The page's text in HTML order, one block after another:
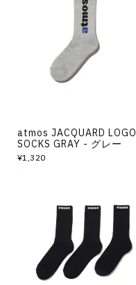
atmos JACQUARD LOGO
SOCKS GRAY - グレー
¥1,320